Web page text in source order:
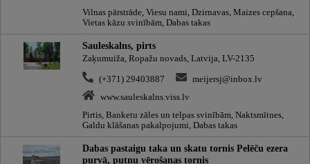
Vilnas pārstrāde, Viesu nami, Dzirnavas, Maizes cepšana,
Vietas kāzu svinībām, Dabas takas
Sauleskalns, pirts
Zaķumuiža, Ropažu novads, Latvija, LV-2135
(+371) 29403887
meijersj@inbox.lv
www.sauleskalns.viss.lv
Pirtis, Banketu zāles un telpas svinībām, Naktsmītnes,
Galdu klāšanas pakalpojumi, Dabas takas
Dabas pastaigu taka un skatu tornis Pelēču ezera
purvā, putnu vērošanas tornis